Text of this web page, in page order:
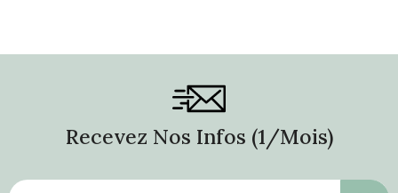
Recevez Nos Infos (1/mois)